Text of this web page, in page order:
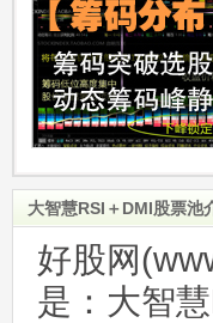
大智慧RSI＋DMI股票池
好股网
是：大智